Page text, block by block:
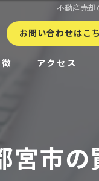
不動産売
お問い合わせはこ
アクセス
宮市